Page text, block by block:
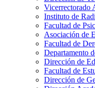
Vicerrectorado
Instituto de
Facultad de
Asociación de
Facultad de
Departamento
Dirección de
Facultad de
Dirección de